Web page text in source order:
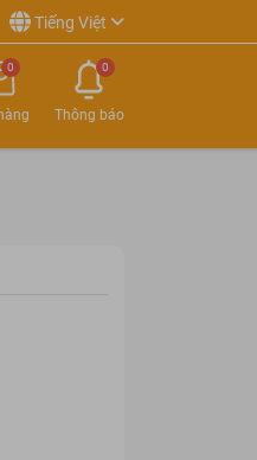
Tiếng Việt
0
Thông báo
0